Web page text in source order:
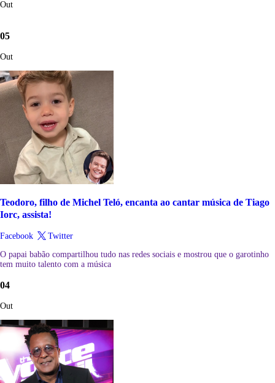
Out
05
Out
Teodoro, filho de Michel Teló, encanta ao cantar música de Tiago
Iorc, assista!
Facebook
Twitter
O papai babão compartilhou tudo nas redes sociais e mostrou que o garotinho
tem muito talento com a música
04
Out